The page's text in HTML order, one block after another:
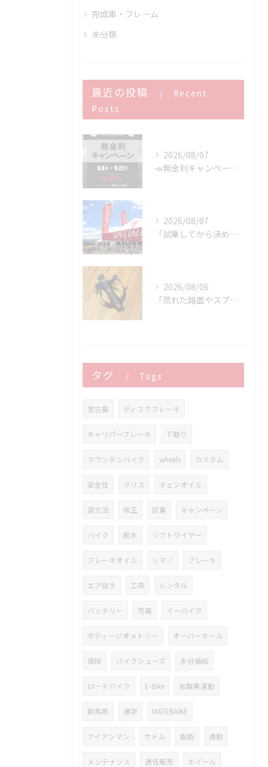
完成車・フレーム
未分類
最近の投稿
Recent
Posts
2026/08/07
📣無金利キャンペーン開催決定‼️
2026/08/07
「試乗してから決める。」 それがPOWER-KIDSの一番大切にしていることです。
2026/08/06
「荒れた路面やスプリントでボトルが飛んでヒヤッとしたこと、あ...
タグ Tags
宮古島 ディスクブレーキ
キャリパーブレーキ 下取り
マウンテンバイク wheels カスタム
安全性 グリス チェンオイル
道交法 改正 試乗 キャンペーン
バイク 脱水 シフトワイヤー
ブレーキオイル シマノ ブレーキ
エア抜き 工具 レンタル
バッテリー 充電 イーバイク
ボディージオメトリー オーバーホール
値段 バイクシューズ 水分補給
ロードバイク E-Bike 有酸素運動
群馬県 通学 MATEBAIKE
アイアンマン サドル 脂肪 通勤
メンテナンス 通信販売 ホイール